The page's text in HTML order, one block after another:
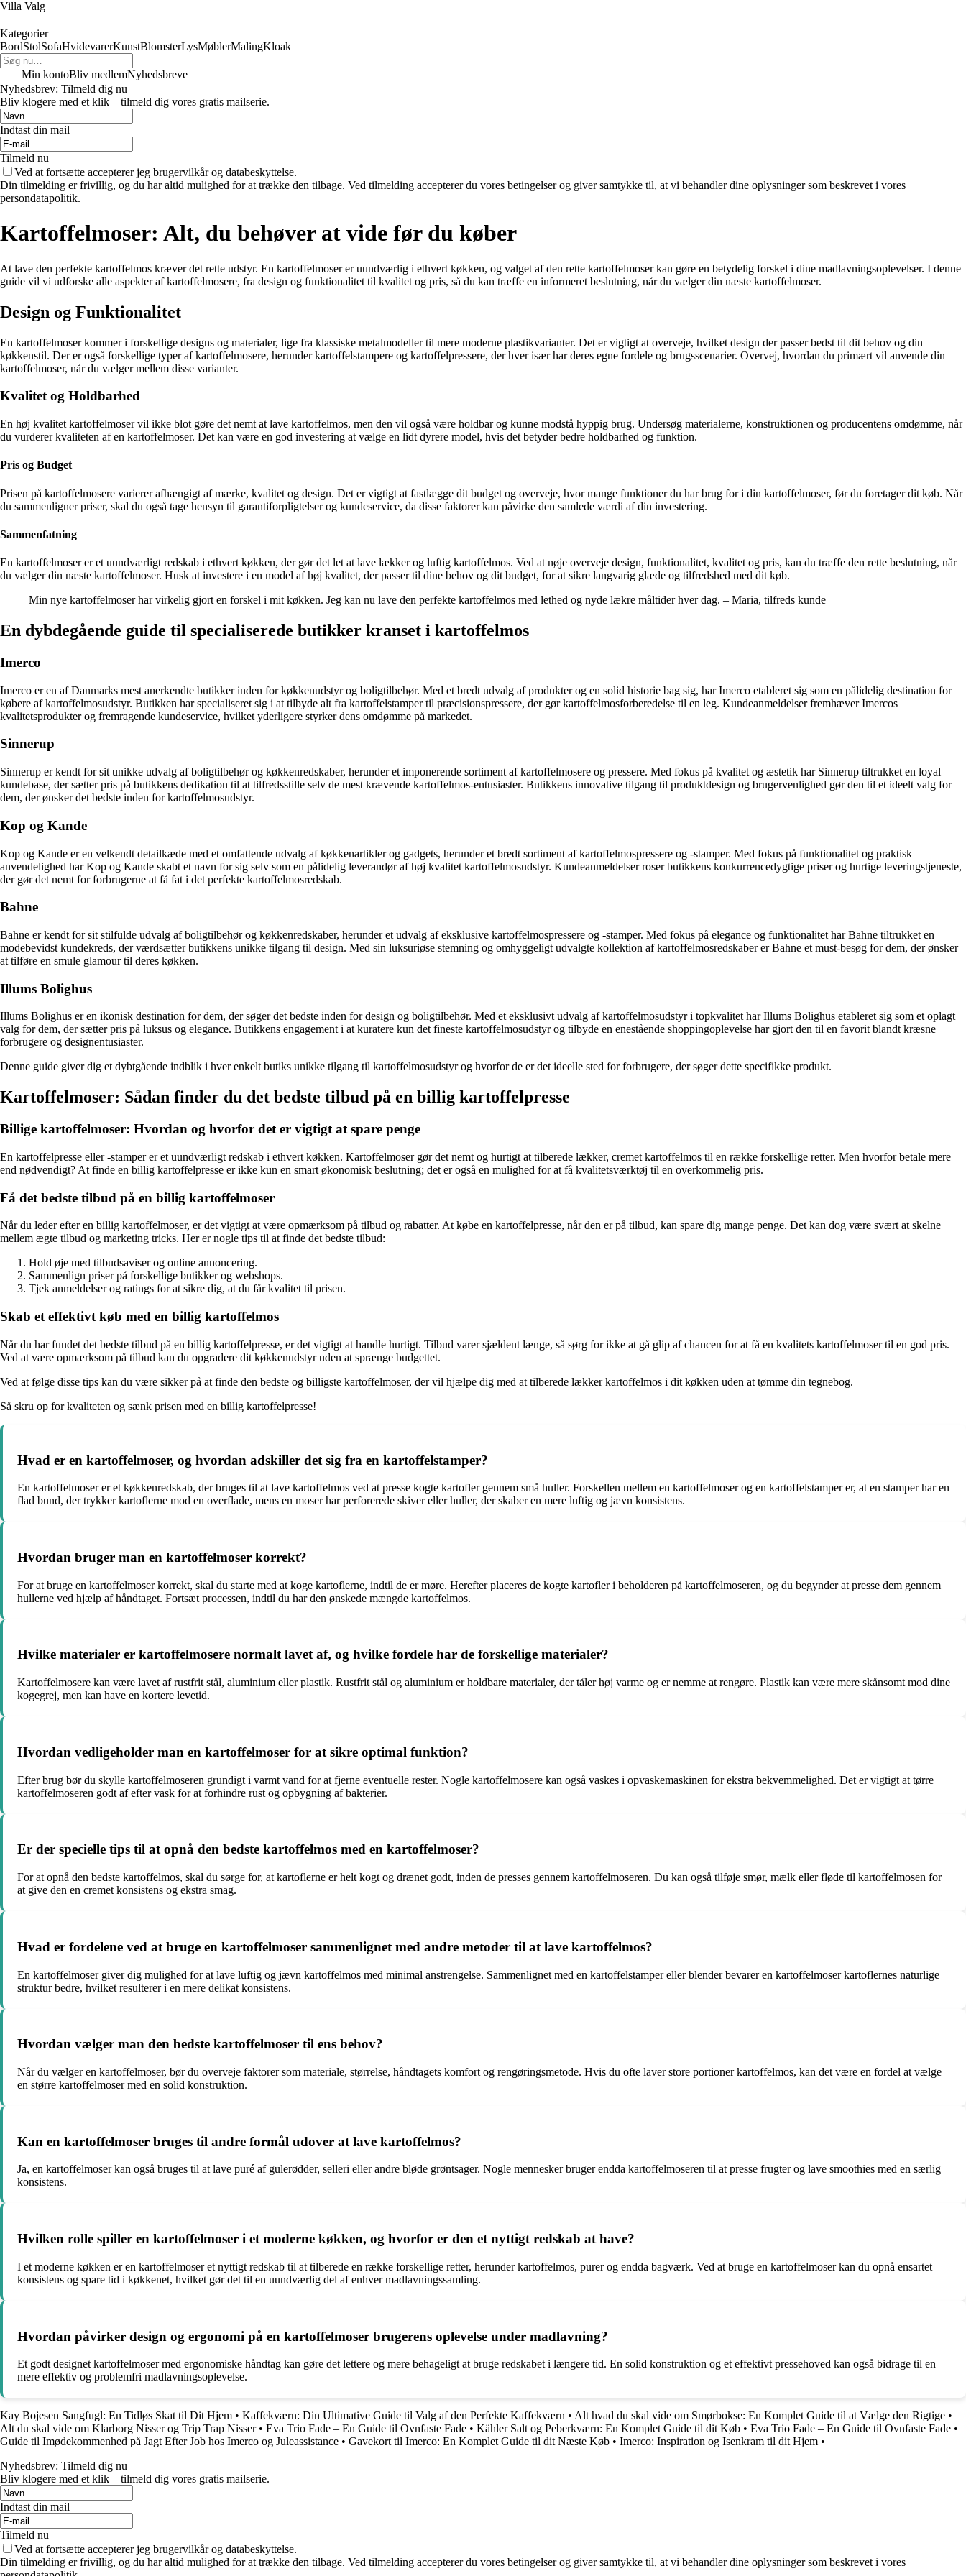
Villa Valg
Kategorier
BordStolSofaHvidevarerKunstBlomsterLysMøblerMalingKloak
Min kontoBliv medlemNyhedsbreve
Nyhedsbrev: Tilmeld dig nu
Bliv klogere med et klik – tilmeld dig vores gratis mailserie.
Indtast din mail
Tilmeld nu
Ved at fortsætte accepterer jeg brugervilkår og databeskyttelse.
Din tilmelding er frivillig, og du har altid mulighed for at trække den tilbage. Ved tilmelding accepterer du vores betingelser og giver samtykke til, at vi behandler dine oplysninger som beskrevet i vores
persondatapolitik.
Kartoffelmoser: Alt, du behøver at vide før du køber
At lave den perfekte kartoffelmos kræver det rette udstyr. En kartoffelmoser er uundværlig i ethvert køkken, og valget af den rette kartoffelmoser kan gøre en betydelig forskel i dine madlavningsoplevelser. I denne
guide vil vi udforske alle aspekter af kartoffelmosere, fra design og funktionalitet til kvalitet og pris, så du kan træffe en informeret beslutning, når du vælger din næste kartoffelmoser.
Design og Funktionalitet
En kartoffelmoser kommer i forskellige designs og materialer, lige fra klassiske metalmodeller til mere moderne plastikvarianter. Det er vigtigt at overveje, hvilket design der passer bedst til dit behov og din
køkkenstil. Der er også forskellige typer af kartoffelmosere, herunder kartoffelstampere og kartoffelpressere, der hver især har deres egne fordele og brugsscenarier. Overvej, hvordan du primært vil anvende din
kartoffelmoser, når du vælger mellem disse varianter.
Kvalitet og Holdbarhed
En høj kvalitet kartoffelmoser vil ikke blot gøre det nemt at lave kartoffelmos, men den vil også være holdbar og kunne modstå hyppig brug. Undersøg materialerne, konstruktionen og producentens omdømme, når
du vurderer kvaliteten af en kartoffelmoser. Det kan være en god investering at vælge en lidt dyrere model, hvis det betyder bedre holdbarhed og funktion.
Pris og Budget
Prisen på kartoffelmosere varierer afhængigt af mærke, kvalitet og design. Det er vigtigt at fastlægge dit budget og overveje, hvor mange funktioner du har brug for i din kartoffelmoser, før du foretager dit køb. Når
du sammenligner priser, skal du også tage hensyn til garantiforpligtelser og kundeservice, da disse faktorer kan påvirke den samlede værdi af din investering.
Sammenfatning
En kartoffelmoser er et uundværligt redskab i ethvert køkken, der gør det let at lave lækker og luftig kartoffelmos. Ved at nøje overveje design, funktionalitet, kvalitet og pris, kan du træffe den rette beslutning, når
du vælger din næste kartoffelmoser. Husk at investere i en model af høj kvalitet, der passer til dine behov og dit budget, for at sikre langvarig glæde og tilfredshed med dit køb.
Min nye kartoffelmoser har virkelig gjort en forskel i mit køkken. Jeg kan nu lave den perfekte kartoffelmos med lethed og nyde lækre måltider hver dag. – Maria, tilfreds kunde
En dybdegående guide til specialiserede butikker kranset i kartoffelmos
Imerco
Imerco er en af Danmarks mest anerkendte butikker inden for køkkenudstyr og boligtilbehør. Med et bredt udvalg af produkter og en solid historie bag sig, har Imerco etableret sig som en pålidelig destination for
købere af kartoffelmosudstyr. Butikken har specialiseret sig i at tilbyde alt fra kartoffelstamper til præcisionspressere, der gør kartoffelmosforberedelse til en leg. Kundeanmeldelser fremhæver Imercos
kvalitetsprodukter og fremragende kundeservice, hvilket yderligere styrker dens omdømme på markedet.
Sinnerup
Sinnerup er kendt for sit unikke udvalg af boligtilbehør og køkkenredskaber, herunder et imponerende sortiment af kartoffelmosere og pressere. Med fokus på kvalitet og æstetik har Sinnerup tiltrukket en loyal
kundebase, der sætter pris på butikkens dedikation til at tilfredsstille selv de mest krævende kartoffelmos-entusiaster. Butikkens innovative tilgang til produktdesign og brugervenlighed gør den til et ideelt valg for
dem, der ønsker det bedste inden for kartoffelmosudstyr.
Kop og Kande
Kop og Kande er en velkendt detailkæde med et omfattende udvalg af køkkenartikler og gadgets, herunder et bredt sortiment af kartoffelmospressere og -stamper. Med fokus på funktionalitet og praktisk
anvendelighed har Kop og Kande skabt et navn for sig selv som en pålidelig leverandør af høj kvalitet kartoffelmosudstyr. Kundeanmeldelser roser butikkens konkurrencedygtige priser og hurtige leveringstjeneste,
der gør det nemt for forbrugerne at få fat i det perfekte kartoffelmosredskab.
Bahne
Bahne er kendt for sit stilfulde udvalg af boligtilbehør og køkkenredskaber, herunder et udvalg af eksklusive kartoffelmospressere og -stamper. Med fokus på elegance og funktionalitet har Bahne tiltrukket en
modebevidst kundekreds, der værdsætter butikkens unikke tilgang til design. Med sin luksuriøse stemning og omhyggeligt udvalgte kollektion af kartoffelmosredskaber er Bahne et must-besøg for dem, der ønsker
at tilføre en smule glamour til deres køkken.
Illums Bolighus
Illums Bolighus er en ikonisk destination for dem, der søger det bedste inden for design og boligtilbehør. Med et eksklusivt udvalg af kartoffelmosudstyr i topkvalitet har Illums Bolighus etableret sig som et oplagt
valg for dem, der sætter pris på luksus og elegance. Butikkens engagement i at kuratere kun det fineste kartoffelmosudstyr og tilbyde en enestående shoppingoplevelse har gjort den til en favorit blandt kræsne
forbrugere og designentusiaster.
Denne guide giver dig et dybtgående indblik i hver enkelt butiks unikke tilgang til kartoffelmosudstyr og hvorfor de er det ideelle sted for forbrugere, der søger dette specifikke produkt.
Kartoffelmoser: Sådan finder du det bedste tilbud på en billig kartoffelpresse
Billige kartoffelmoser: Hvordan og hvorfor det er vigtigt at spare penge
En kartoffelpresse eller -stamper er et uundværligt redskab i ethvert køkken. Kartoffelmoser gør det nemt og hurtigt at tilberede lækker, cremet kartoffelmos til en række forskellige retter. Men hvorfor betale mere
end nødvendigt? At finde en billig kartoffelpresse er ikke kun en smart økonomisk beslutning; det er også en mulighed for at få kvalitetsværktøj til en overkommelig pris.
Få det bedste tilbud på en billig kartoffelmoser
Når du leder efter en billig kartoffelmoser, er det vigtigt at være opmærksom på tilbud og rabatter. At købe en kartoffelpresse, når den er på tilbud, kan spare dig mange penge. Det kan dog være svært at skelne
mellem ægte tilbud og marketing tricks. Her er nogle tips til at finde det bedste tilbud:
Hold øje med tilbudsaviser og online annoncering.
Sammenlign priser på forskellige butikker og webshops.
Tjek anmeldelser og ratings for at sikre dig, at du får kvalitet til prisen.
Skab et effektivt køb med en billig kartoffelmos
Når du har fundet det bedste tilbud på en billig kartoffelpresse, er det vigtigt at handle hurtigt. Tilbud varer sjældent længe, så sørg for ikke at gå glip af chancen for at få en kvalitets kartoffelmoser til en god pris.
Ved at være opmærksom på tilbud kan du opgradere dit køkkenudstyr uden at sprænge budgettet.
Ved at følge disse tips kan du være sikker på at finde den bedste og billigste kartoffelmoser, der vil hjælpe dig med at tilberede lækker kartoffelmos i dit køkken uden at tømme din tegnebog.
Så skru op for kvaliteten og sænk prisen med en billig kartoffelpresse!
Hvad er en kartoffelmoser, og hvordan adskiller det sig fra en kartoffelstamper?
En kartoffelmoser er et køkkenredskab, der bruges til at lave kartoffelmos ved at presse kogte kartofler gennem små huller. Forskellen mellem en kartoffelmoser og en kartoffelstamper er, at en stamper har en
flad bund, der trykker kartoflerne mod en overflade, mens en moser har perforerede skiver eller huller, der skaber en mere luftig og jævn konsistens.
Hvordan bruger man en kartoffelmoser korrekt?
For at bruge en kartoffelmoser korrekt, skal du starte med at koge kartoflerne, indtil de er møre. Herefter placeres de kogte kartofler i beholderen på kartoffelmoseren, og du begynder at presse dem gennem
hullerne ved hjælp af håndtaget. Fortsæt processen, indtil du har den ønskede mængde kartoffelmos.
Hvilke materialer er kartoffelmosere normalt lavet af, og hvilke fordele har de forskellige materialer?
Kartoffelmosere kan være lavet af rustfrit stål, aluminium eller plastik. Rustfrit stål og aluminium er holdbare materialer, der tåler høj varme og er nemme at rengøre. Plastik kan være mere skånsomt mod dine
kogegrej, men kan have en kortere levetid.
Hvordan vedligeholder man en kartoffelmoser for at sikre optimal funktion?
Efter brug bør du skylle kartoffelmoseren grundigt i varmt vand for at fjerne eventuelle rester. Nogle kartoffelmosere kan også vaskes i opvaskemaskinen for ekstra bekvemmelighed. Det er vigtigt at tørre
kartoffelmoseren godt af efter vask for at forhindre rust og opbygning af bakterier.
Er der specielle tips til at opnå den bedste kartoffelmos med en kartoffelmoser?
For at opnå den bedste kartoffelmos, skal du sørge for, at kartoflerne er helt kogt og drænet godt, inden de presses gennem kartoffelmoseren. Du kan også tilføje smør, mælk eller fløde til kartoffelmosen for
at give den en cremet konsistens og ekstra smag.
Hvad er fordelene ved at bruge en kartoffelmoser sammenlignet med andre metoder til at lave kartoffelmos?
En kartoffelmoser giver dig mulighed for at lave luftig og jævn kartoffelmos med minimal anstrengelse. Sammenlignet med en kartoffelstamper eller blender bevarer en kartoffelmoser kartoflernes naturlige
struktur bedre, hvilket resulterer i en mere delikat konsistens.
Hvordan vælger man den bedste kartoffelmoser til ens behov?
Når du vælger en kartoffelmoser, bør du overveje faktorer som materiale, størrelse, håndtagets komfort og rengøringsmetode. Hvis du ofte laver store portioner kartoffelmos, kan det være en fordel at vælge
en større kartoffelmoser med en solid konstruktion.
Kan en kartoffelmoser bruges til andre formål udover at lave kartoffelmos?
Ja, en kartoffelmoser kan også bruges til at lave puré af gulerødder, selleri eller andre bløde grøntsager. Nogle mennesker bruger endda kartoffelmoseren til at presse frugter og lave smoothies med en særlig
konsistens.
Hvilken rolle spiller en kartoffelmoser i et moderne køkken, og hvorfor er den et nyttigt redskab at have?
I et moderne køkken er en kartoffelmoser et nyttigt redskab til at tilberede en række forskellige retter, herunder kartoffelmos, purer og endda bagværk. Ved at bruge en kartoffelmoser kan du opnå ensartet
konsistens og spare tid i køkkenet, hvilket gør det til en uundværlig del af enhver madlavningssamling.
Hvordan påvirker design og ergonomi på en kartoffelmoser brugerens oplevelse under madlavning?
Et godt designet kartoffelmoser med ergonomiske håndtag kan gøre det lettere og mere behageligt at bruge redskabet i længere tid. En solid konstruktion og et effektivt pressehoved kan også bidrage til en
mere effektiv og problemfri madlavningsoplevelse.
Kay Bojesen Sangfugl: En Tidløs Skat til Dit Hjem • Kaffekværn: Din Ultimative Guide til Valg af den Perfekte Kaffekværn • Alt hvad du skal vide om Smørbokse: En Komplet Guide til at Vælge den Rigtige •
Alt du skal vide om Klarborg Nisser og Trip Trap Nisser• Eva Trio Fade – En Guide til Ovnfaste Fade • Kähler Salt og Peberkværn: En Komplet Guide til dit Køb • Eva Trio Fade – En Guide til Ovnfaste Fade •
Guide til Imødekommenhed på Jagt Efter Job hos Imerco og Juleassistance • Gavekort til Imerco: En Komplet Guide til dit Næste Køb • Imerco: Inspiration og Isenkram til dit Hjem •
Nyhedsbrev: Tilmeld dig nu
Bliv klogere med et klik – tilmeld dig vores gratis mailserie.
Indtast din mail
Tilmeld nu
Ved at fortsætte accepterer jeg brugervilkår og databeskyttelse.
Din tilmelding er frivillig, og du har altid mulighed for at trække den tilbage. Ved tilmelding accepterer du vores betingelser og giver samtykke til, at vi behandler dine oplysninger som beskrevet i vores